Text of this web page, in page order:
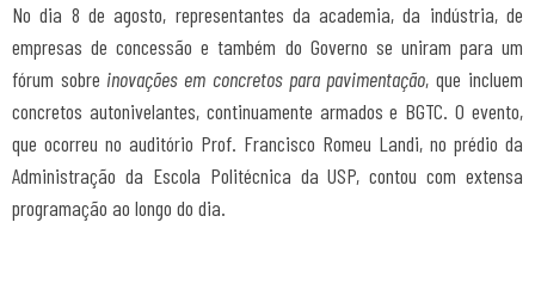
No dia 8 de agosto, representantes da academia, da indústria, de
empresas de concessão e também do Governo se uniram para um
fórum sobre inovações em concretos para pavimentação, que incluem
concretos autonivelantes, continuamente armados e BGTC. O evento,
que ocorreu no auditório Prof. Francisco Romeu Landi, no prédio da
Administração da Escola Politécnica da USP, contou com extensa
programação ao longo do dia.